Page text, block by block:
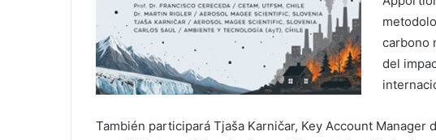
carbono
del
También participará Tjaša Karničar, Key Account Manager